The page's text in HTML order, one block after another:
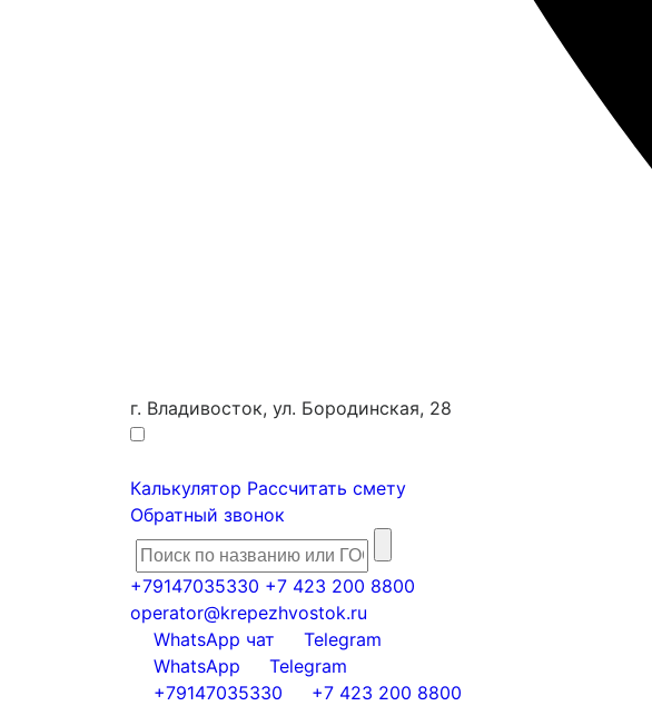
г. Владивосток, ул. Бородинская, 28
Калькулятор Рассчитать смету
Обратный звонок
+79147035330 +7 423 200 8800
operator@krepezhvostok.ru
WhatsApp чат
Telegram
WhatsApp
Telegram
+79147035330
+7 423 200 8800